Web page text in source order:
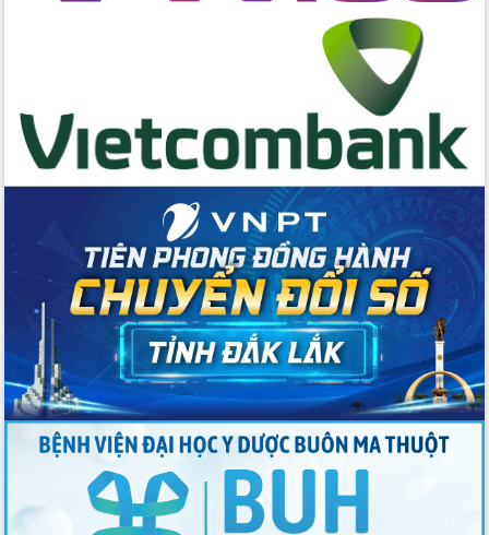
Tập huấn ứng dụng trí tuệ nhân tạo (AI)
trong thương mại điện tử năm 2026
Đoàn đại biểu Quốc hội tỉnh Đắk Lắk
Quyết liệt cải cách hành chính, khơi
thông nguồn lực phát triển
Nâng cao hiệu lực, hiệu quả HĐND
tỉnh thông qua hiện đại hóa hành chính
Xã Ea Phê gắn cải cách hành chính với
chuyển đổi số
Phó Chủ tịch Thường trực UBND tỉnh
Hồ Thị Nguyên Thảo làm việc tại Trung
tâm Phục vụ hành chính công xã Ea
Phê
Xây dựng nền hành chính số đồng
hành cùng nông dân dân, doanh nghiệp
Giai đoạn 2026-2030, Đắk Lắk phấn